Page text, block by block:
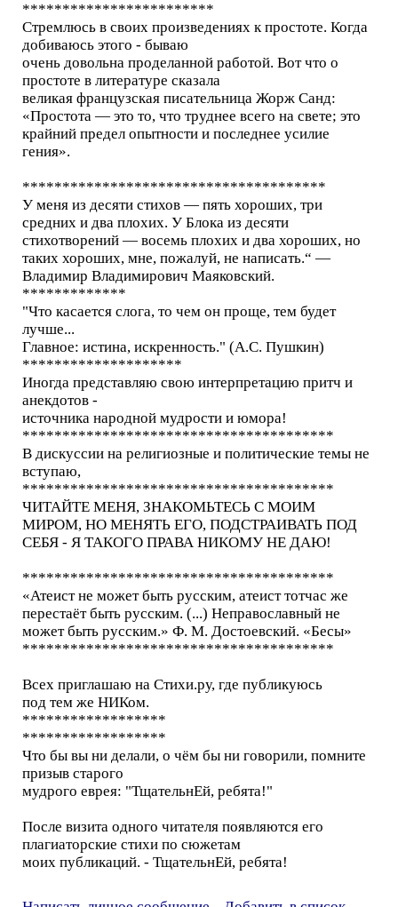
************************
Стремлюсь в своих произведениях к простоте. Когда
добиваюсь этого - бываю
очень довольна проделанной работой. Вот что о
простоте в литературе сказала
великая французская писательница Жорж Санд:
«Простота — это то, что труднее всего на свете; это
крайний предел опытности и последнее усилие
гения».
**************************************
У меня из десяти стихов — пять хороших, три
средних и два плохих. У Блока из десяти
стихотворений — восемь плохих и два хороших, но
таких хороших, мне, пожалуй, не написать.“ —
Владимир Владимирович Маяковский.
*************
"Что касается слога, то чем он проще, тем будет
лучше...
Главное: истина, искренность." (А.С. Пушкин)
********************
Иногда представляю свою интерпретацию притч и
анекдотов -
источника народной мудрости и юмора!
***************************************
В дискуссии на религиозные и политические темы не
вступаю,
***************************************
ЧИТАЙТЕ МЕНЯ, ЗНАКОМЬТЕСЬ С МОИМ
МИРОМ, НО МЕНЯТЬ ЕГО, ПОДСТРАИВАТЬ ПОД
СЕБЯ - Я ТАКОГО ПРАВА НИКОМУ НЕ ДАЮ!
***************************************
«Атеист не может быть русским, атеист тотчас же
перестаёт быть русским. (...) Неправославный не
может быть русским.» Ф. М. Достоевский. «Бесы»
***************************************
Всех приглашаю на Стихи.ру, где публикуюсь
под тем же НИКом.
******************
******************
Что бы вы ни делали, о чём бы ни говорили, помните
призыв старого
мудрого еврея: "ТщательнЕй, ребята!"
После визита одного читателя появляются его
плагиаторские стихи по сюжетам
моих публикаций. - ТщательнЕй, ребята!